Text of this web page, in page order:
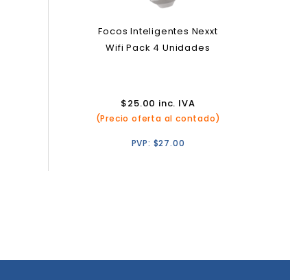
Focos Inteligentes Nexxt
Wifi Pack 4 Unidades
$25.00 inc. IVA
(Precio oferta al contado)
PVP: $27.00